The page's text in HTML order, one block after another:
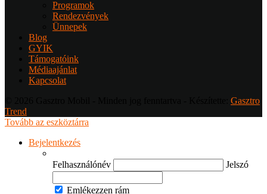
Programok
Rendezvények
Ünnepek
Blog
GYIK
Támogatóink
Médiaajánlat
Kapcsolat
Gasztro
Trend
Tovább az eszköztárra
Bejelentkezés
Felhasználónév Jelszó
Emlékezzen rám